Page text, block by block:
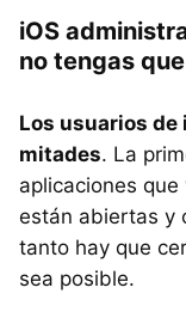
iOS
no tengas
Los usuarios de
mitades. La
aplicaciones
están abiertas y
tanto hay que
sea posible.